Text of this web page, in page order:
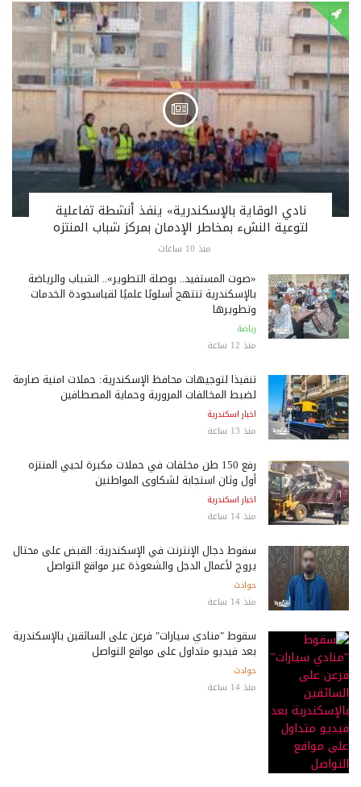
نادي الوقاية بالإسكندرية» ينفذ أنشطة تفاعلية
لتوعية النشء بمخاطر الإدمان بمركز شباب المنتزه
منذ 10 ساعات
«صوت المستفيد.. بوصلة التطوير».. الشباب والرياضة
بالإسكندرية تنتهج أسلوبًا علميًا لقياسجودة الخدمات
وتطويرها
رياضة
منذ 12 ساعة
تنفيذًا لتوجيهات محافظ الإسكندرية: حملات أمنية صارمة
لضبط المخالفات المرورية وحماية المصطافين
اخبار اسكندرية
منذ 13 ساعة
رفع 150 طن مخلفات في حملات مكبرة لحيي المنتزه
أول وثان استجابة لشكاوى المواطنين
اخبار اسكندرية
منذ 14 ساعة
سقوط دجال الإنترنت في الإسكندرية: القبض على محتال
يروج لأعمال الدجل والشعوذة عبر مواقع التواصل
حوادث
منذ 14 ساعة
سقوط "منادي سيارات" فرعن على السائقين بالإسكندرية
بعد فيديو متداول على مواقع التواصل
حوادث
منذ 14 ساعة